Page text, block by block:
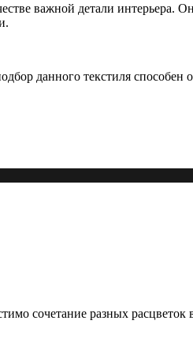
важной детали интерьера.
данного текстиля способен
сочетание разных